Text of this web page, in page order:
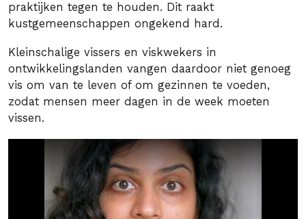
praktijken tegen te houden. Dit raakt
kustgemeenschappen ongekend hard.
Kleinschalige vissers en viskwekers in
ontwikkelingslanden vangen daardoor niet genoeg
vis om van te leven of om gezinnen te voeden,
zodat mensen meer dagen in de week moeten
vissen.